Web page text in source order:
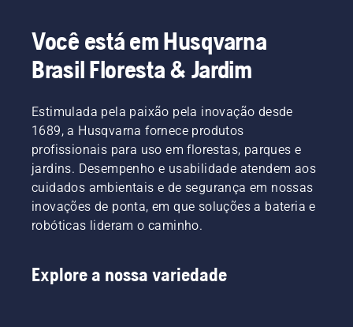
Você está em Husqvarna
Brasil Floresta & Jardim
Estimulada pela paixão pela inovação desde
1689, a Husqvarna fornece produtos
profissionais para uso em florestas, parques e
jardins. Desempenho e usabilidade atendem aos
cuidados ambientais e de segurança em nossas
inovações de ponta, em que soluções a bateria e
robóticas lideram o caminho.
Explore a nossa variedade